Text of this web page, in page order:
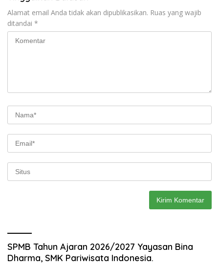
Alamat email Anda tidak akan dipublikasikan. Ruas yang wajib
ditandai *
SPMB Tahun Ajaran 2026/2027 Yayasan Bina
Dharma, SMK Pariwisata Indonesia.